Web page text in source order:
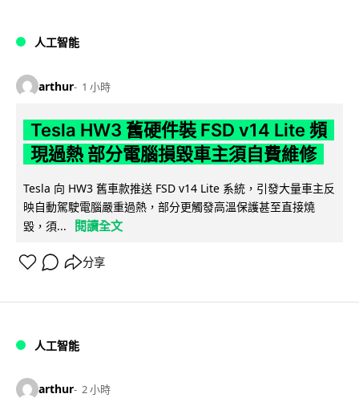
人工智能
arthur 1 小時
Tesla HW3 舊硬件裝 FSD v14 Lite 頻
現過熱 部分電腦損毀車主須自費維修
Tesla 向 HW3 舊車款推送 FSD v14 Lite 系統，引發大量車主反
映自動駕駛電腦嚴重過熱，部分更觸發高溫保護甚至直接燒
毀，須...
閱讀全文
分享
人工智能
arthur 2 小時